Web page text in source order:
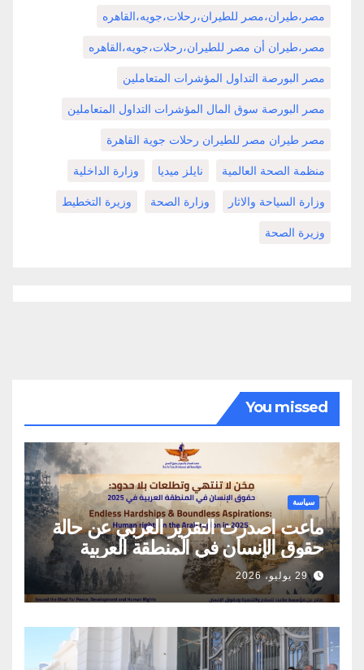
مصر،طيران،مصر للطيران،رحلات،جويه،القاهره
مصر،طيران أن مصر للطيران،رحلات،جويه،القاهره
مصر البورصة التداول المؤشرات المتعاملين
مصر البورصة سوق المال المؤشرات التداول المتعاملين
مصر طيران مصر للطيران رحلات جوية القاهرة
منظمة الصحة العالمية نايلز ميديا وزارة الداخلية
وزارة السياحة والاثار وزارة الصحة وزيرة التخطيط
وزيرة الصحة
You missed
سياسة
ماعت اصدرت التقرير العربي عن حالة
حقوق الإنسان في المنطقة العربية
29 يوليو، 2026